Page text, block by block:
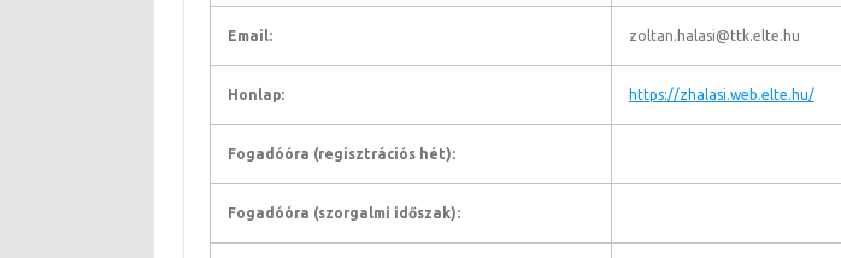
Email: zoltan.halasi@ttk.elte.hu
Honlap: https://zhalasi.web.elte.hu/
Fogadóóra (regisztrációs hét):
Fogadóóra (szorgalmi időszak):